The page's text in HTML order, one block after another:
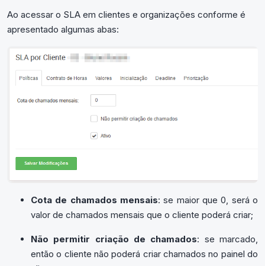
Ao acessar o SLA em clientes e organizações conforme é
apresentado algumas abas:
Cota de chamados mensais: se maior que 0, será o
valor de chamados mensais que o cliente poderá criar;
Não permitir criação de chamados: se marcado,
então o cliente não poderá criar chamados no painel do